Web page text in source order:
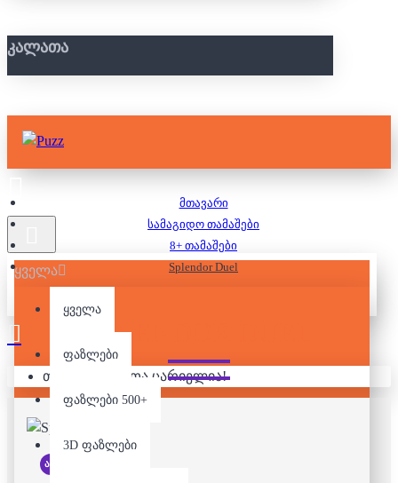
ᲙᲐᲚᲐᲗᲐ
ყველა
ყველა
ფაზლები
ფაზლები 500+
3D ფაზლები
თქვენი კალათა ცარიელია!
მთავარი
სამაგიდო თამაშები
8+ თამაშები
Splendor Duel
SPLENDOR DUEL
არ არის მარაგში